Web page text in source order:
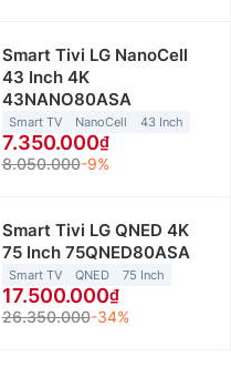
Smart Tivi LG NanoCell
43 Inch 4K
43NANO80ASA
Smart TV NanoCell 43 Inch
7.350.000
8.050.000-9%
Smart Tivi LG QNED 4K
75 Inch 75QNED80ASA
Smart TV QNED 75 Inch
17.500.000
26.350.000-34%